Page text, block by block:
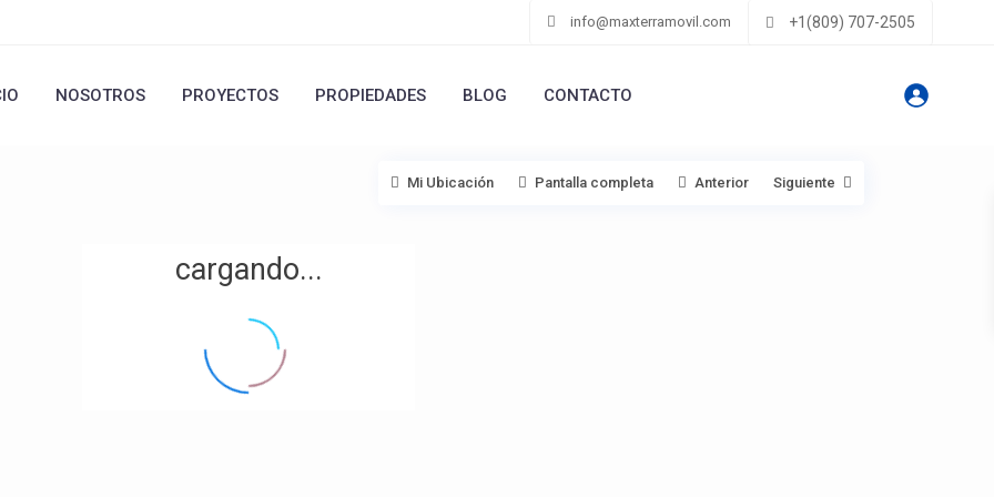
info@maxterramovil.com +1(809) 707-2505
NOSOTROS PROYECTOS PROPIEDADES BLOG CONTACTO
cargando...
Mi Ubicación Pantalla completa Anterior Siguiente